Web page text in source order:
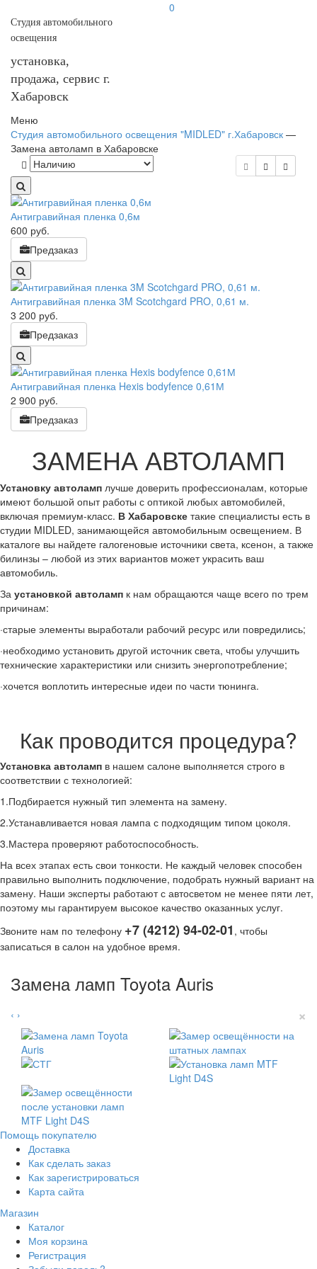
Студия автомобильного
освещения
установка,
продажа, сервис г.
Хабаровск
0
Меню
Студия автомобильного освещения "MIDLED" г.Хабаровск —
Замена автоламп в Хабаровске
Антигравийная пленка 0,6м
600 руб.
Предзаказ
Антигравийная пленка 3M Scotchgard PRO, 0,61 м.
3 200 руб.
Предзаказ
Антигравийная пленка Hexis bodyfence 0,61М
2 900 руб.
Предзаказ
ЗАМЕНА АВТОЛАМП
Установку автоламп лучше доверить профессионалам, которые
имеют большой опыт работы с оптикой любых автомобилей,
включая премиум-класс. В Хабаровске такие специалисты есть в
студии MIDLED, занимающейся автомобильным освещением. В
каталоге вы найдете галогеновые источники света, ксенон, а также
билинзы – любой из этих вариантов может украсить ваш
автомобиль.
За установкой автоламп к нам обращаются чаще всего по трем
причинам:
·старые элементы выработали рабочий ресурс или повредились;
·необходимо установить другой источник света, чтобы улучшить
технические характеристики или снизить энергопотребление;
·хочется воплотить интересные идеи по части тюнинга.
Как проводится процедура?
Установка автоламп в нашем салоне выполняется строго в
соответствии с технологией:
1.Подбирается нужный тип элемента на замену.
2.Устанавливается новая лампа с подходящим типом цоколя.
3.Мастера проверяют работоспособность.
На всех этапах есть свои тонкости. Не каждый человек способен
правильно выполнить подключение, подобрать нужный вариант на
замену. Наши эксперты работают с автосветом не менее пяти лет,
поэтому мы гарантируем высокое качество оказанных услуг.
Звоните нам по телефону +7 (4212) 94-02-01 , чтобы
записаться в салон на удобное время.
Замена ламп Toyota Auris
‹ › ×
Помощь покупателю
Доставка
Как сделать заказ
Как зарегистрироваться
Карта сайта
Магазин
Каталог
Моя корзина
Регистрация